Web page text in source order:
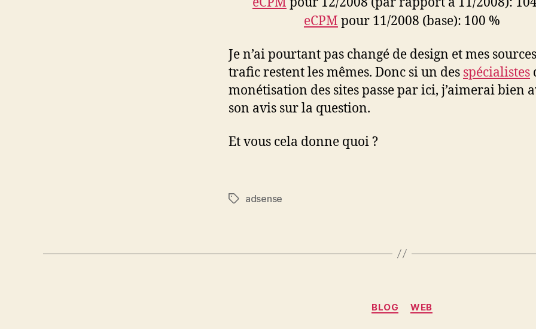
eCPM pour 11/2008 (base): 100 %
Je n’ai pourtant pas changé de design et mes
trafic restent les mêmes. Donc si un des spécialistes
monétisation des sites passe par ici, j’aimerai bien
son avis sur la question.
Et vous cela donne quoi ?
Étiquettes
adsense
Catégories
BLOG WEB